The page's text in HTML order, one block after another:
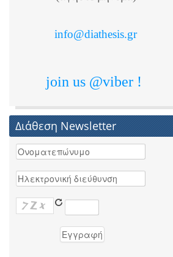
info@diathesis.gr
join us @viber !
Διάθεση Newsletter